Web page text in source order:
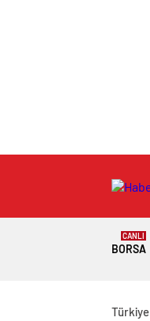
BORSA
CANLI
Türkiye